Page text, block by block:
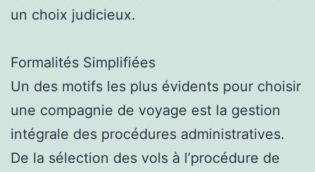
un choix judicieux.
Formalités Simplifiées
Un des motifs les plus évidents pour choisir
une compagnie de voyage est la gestion
intégrale des procédures administratives.
De la sélection des vols à l’procédure de